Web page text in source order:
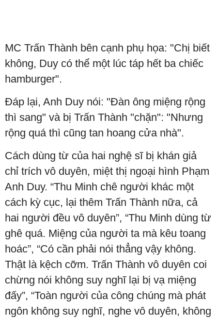
MC Trấn Thành bên cạnh phụ họa: "Chị biết
không, Duy có thể một lúc táp hết ba chiếc
hamburger".
Đáp lại, Anh Duy nói: "Đàn ông miệng rộng
thì sang" và bị Trấn Thành "chặn": "Nhưng
rộng quá thì cũng tan hoang cửa nhà".
Cách dùng từ của hai nghệ sĩ bị khán giả
chỉ trích vô duyên, miệt thị ngoại hình Phạm
Anh Duy. “Thu Minh chê người khác một
cách kỳ cục, lại thêm Trấn Thành nữa, cả
hai người đều vô duyên”, “Thu Minh dùng từ
ghê quá. Miệng của người ta mà kêu toang
hoác”, “Có cần phải nói thẳng vậy không.
Thật là kệch cỡm. Trấn Thành vô duyên coi
chừng nói không suy nghĩ lại bị vạ miệng
đấy”, “Toàn người của công chúng mà phát
ngôn không suy nghĩ, nghe vô duyên, không